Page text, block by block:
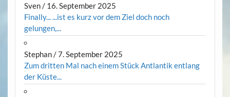
Sven/ 16. September 2025
Finally... ...ist es kurz vor dem Ziel doch noch
gelungen,...
Stephan/7. September 2025
Zum dritten Mal nach einem Stück Antlantik entlang
der Küste...